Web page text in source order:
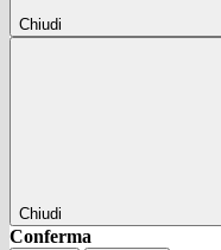
Chiudi
Chiudi
Conferma